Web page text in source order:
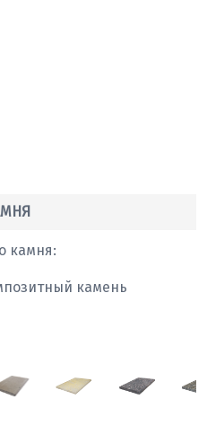
камня:
камень